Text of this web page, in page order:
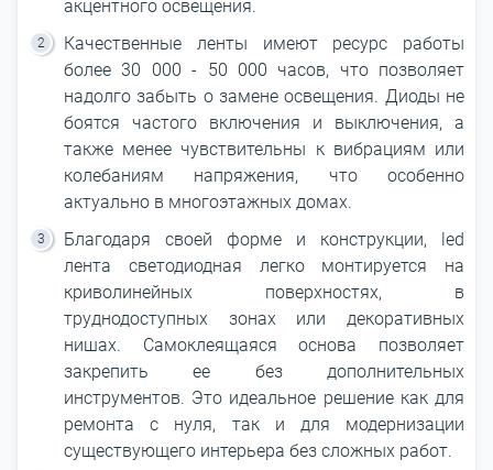
акцентного освещения.
Качественные ленты имеют ресурс работы
более 30 000 - 50 000 часов, что позволяет
надолго забыть о замене освещения. Диоды не
боятся частого включения и выключения, а
также менее чувствительны к вибрациям или
колебаниям напряжения, что особенно
актуально в многоэтажных домах.
Благодаря своей форме и конструкции, led
лента светодиодная легко монтируется на
криволинейных поверхностях, в
труднодоступных зонах или декоративных
нишах. Самоклеящаяся основа позволяет
закрепить ее без дополнительных
инструментов. Это идеальное решение как для
ремонта с нуля, так и для модернизации
существующего интерьера без сложных работ.